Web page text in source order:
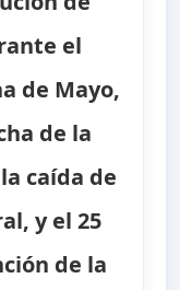
el
de Mayo,
de la
caída de
y el 25
de la